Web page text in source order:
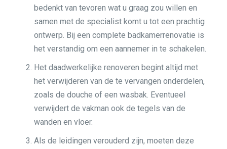
bedenkt van tevoren wat u graag zou willen en
samen met de specialist komt u tot een prachtig
ontwerp. Bij een complete badkamerrenovatie is
het verstandig om een aannemer in te schakelen.
Het daadwerkelijke renoveren begint altijd met
het verwijderen van de te vervangen onderdelen,
zoals de douche of een wasbak. Eventueel
verwijdert de vakman ook de tegels van de
wanden en vloer.
Als de leidingen verouderd zijn, moeten deze